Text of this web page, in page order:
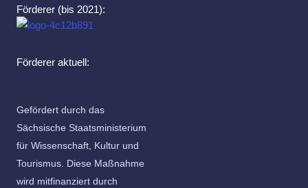
Förderer (bis 2021):
Förderer aktuell:
Gefördert durch das
Sächsische Staatsministerium
für Wissenschaft, Kultur und
Tourismus. Diese Maßnahme
wird mitfinanziert durch